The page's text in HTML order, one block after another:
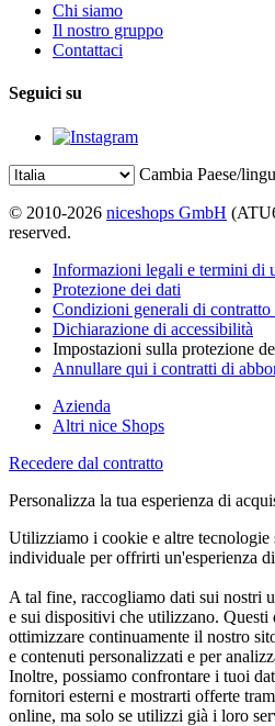
Chi siamo
Il nostro gruppo
Contattaci
Seguici su
Cambia Paese/
© 2010-2026 niceshops GmbH
reserved.
Informazioni legali e termini di
Protezione dei dati
Condizioni generali di
Dichiarazione di accessibilità
Impostazioni sulla protezione
Annullare qui i contratti di
Azienda
Altri nice Shops
Recedere dal contratto
Personalizza la tua esperienza di
Utilizziamo i cookie e altre tecnologie
individuale per offrirti un'esperienza
A tal fine, raccogliamo dati sui nostri
e sui dispositivi che utilizzano.
ottimizzare continuamente il nostro
e contenuti personalizzati e per
Inoltre, possiamo confrontare i tuoi
fornitori esterni e mostrarti offerte
online, ma solo se utilizzi già i loro